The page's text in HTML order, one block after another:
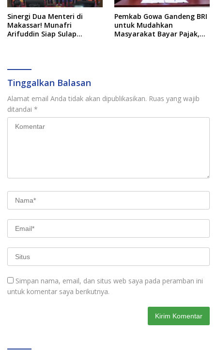
Sinergi Dua Menteri di
Makassar! Munafri
Arifuddin Siap Sulap
Pemkab Gowa Gandeng BRI
untuk Mudahkan
Masyarakat Bayar Pajak,
Tinggalkan Balasan
Alamat email Anda tidak akan dipublikasikan. Ruas yang wajib
ditandai *
Simpan nama, email, dan situs web saya pada peramban ini
untuk komentar saya berikutnya.